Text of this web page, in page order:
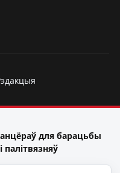
для барацьбы